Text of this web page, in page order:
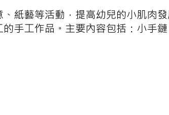
紙藝等活動，提高幼兒的小肌肉
手工作品。主要內容包括：小手